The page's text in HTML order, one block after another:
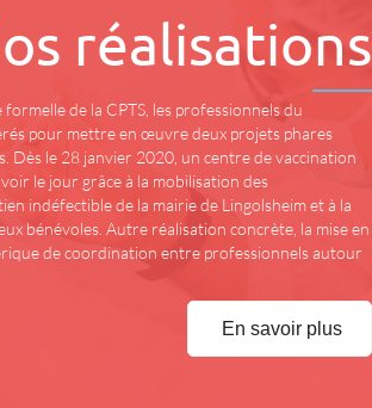
réalisations
formelle de la CPTS, les professionnels du
pour mettre en œuvre deux projets phares
Dès le 28 janvier 2020, un centre de vaccination
le jour grâce à la mobilisation des
indéfectible de la mairie de Lingolsheim et à la
bénévoles. Autre réalisation concrète, la mise en
de coordination entre professionnels autour
En savoir plus